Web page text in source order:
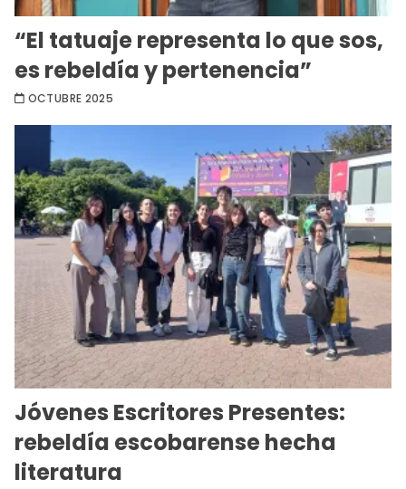
“El tatuaje representa lo que sos,
es rebeldía y pertenencia”
OCTUBRE 2025
Jóvenes Escritores Presentes:
rebeldía escobarense hecha
literatura